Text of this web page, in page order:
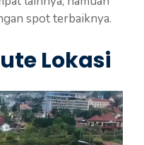
spot terbaiknya.
Lokasi